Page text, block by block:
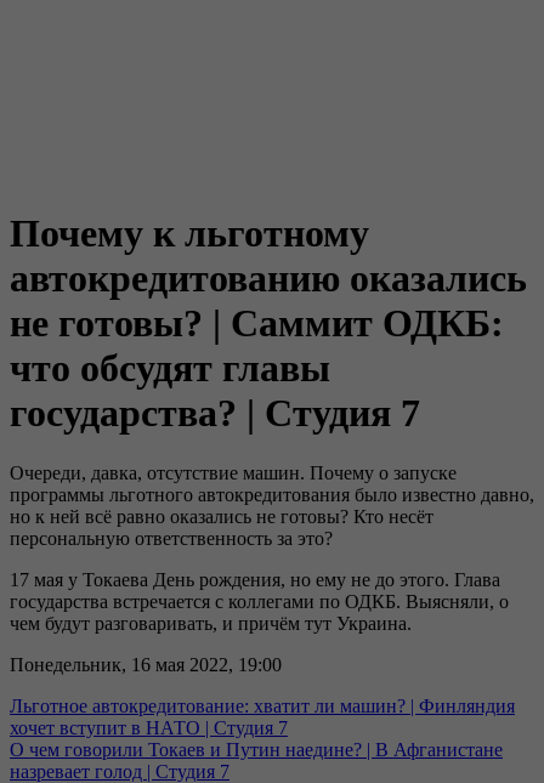
Почему к льготному
автокредитованию оказались
не готовы? | Саммит ОДКБ:
что обсудят главы
государства? | Студия 7
Очереди, давка, отсутствие машин. Почему о запуске
программы льготного автокредитования было известно давно,
но к ней всё равно оказались не готовы? Кто несёт
персональную ответственность за это?
17 мая у Токаева День рождения, но ему не до этого. Глава
государства встречается с коллегами по ОДКБ. Выясняли, о
чем будут разговаривать, и причём тут Украина.
Понедельник, 16 мая 2022, 19:00
Льготное автокредитование: хватит ли машин? | Финляндия
хочет вступит в НАТО | Студия 7
О чем говорили Токаев и Путин наедине? | В Афганистане
назревает голод | Студия 7